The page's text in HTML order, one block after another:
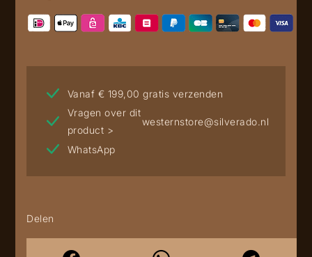
Vanaf € 199,00 gratis verzenden
Vragen over dit
product >
westernstore@silverado.nl
WhatsApp
Delen